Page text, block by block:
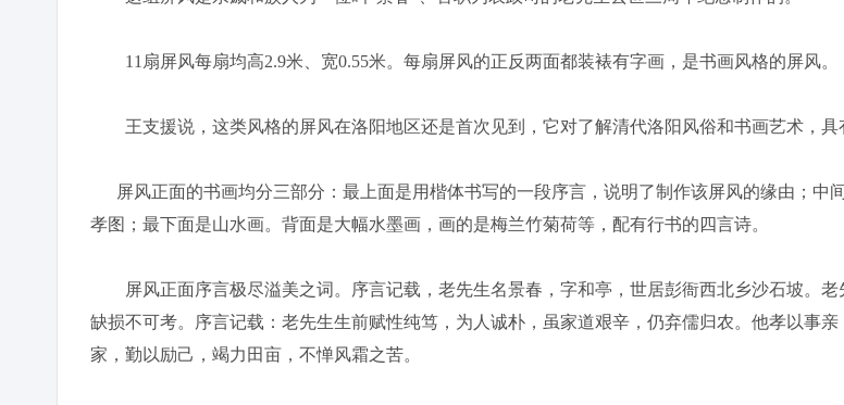
11扇屏风每扇均高2.9米、宽0.55米。每扇屏风的正反两面都装裱有字画，是书画风格的屏风。
王支援说，这类风格的屏风在洛阳地区还是首次见到，它对了解清代洛阳风俗和书画艺术，具
屏风正面的书画均分三部分：最上面是用楷体书写的一段序言，说明了制作该屏风的缘由；中
孝图；最下面是山水画。背面是大幅水墨画，画的是梅兰竹菊荷等，配有行书的四言诗。
屏风正面序言极尽溢美之词。序言记载，老先生名景春，字和亭，世居彭衙西北乡沙石坡。老
缺损不可考。序言记载：老先生生前赋性纯笃，为人诚朴，虽家道艰辛，仍弃儒归农。他孝以事
家，勤以励己，竭力田亩，不惮风霜之苦。